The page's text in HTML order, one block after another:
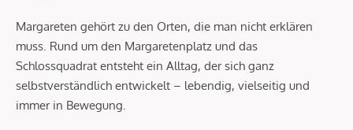
Margareten gehört zu den Orten, die man nicht erklären
muss. Rund um den Margaretenplatz und das
Schlossquadrat entsteht ein Alltag, der sich ganz
selbstverständlich entwickelt – lebendig, vielseitig und
immer in Bewegung.